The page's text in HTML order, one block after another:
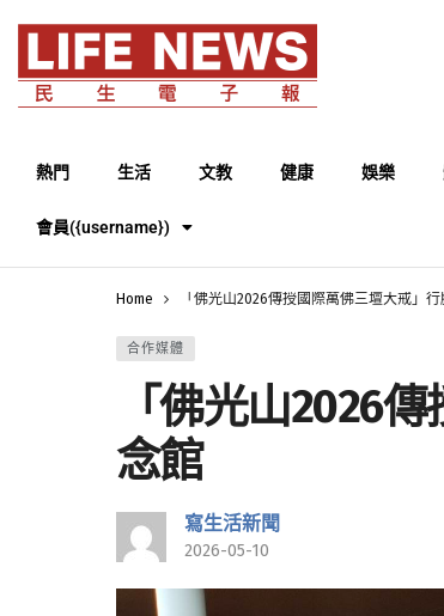
熱門 生活 文教 健康 娛樂
會員({username})
Home 「佛光山2026傳授國際萬佛三壇大戒」
合作媒體
「佛光山2026
念館
寫生活新聞
2026-05-10